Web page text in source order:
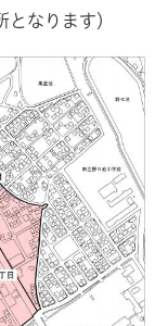
なります）